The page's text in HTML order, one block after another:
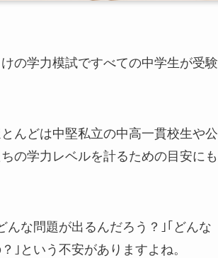
の学力模試ですべての中学生が受験
んどは中堅私立の中高一貫校生や公
の学力レベルを計るための目安にも
な問題が出るんだろう？｣｢どんな
｣という不安がありますよね。